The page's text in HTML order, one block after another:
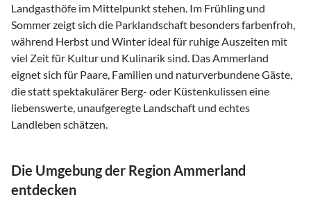
Landgasthöfe im Mittelpunkt stehen. Im Frühling und
Sommer zeigt sich die Parklandschaft besonders farbenfroh,
während Herbst und Winter ideal für ruhige Auszeiten mit
viel Zeit für Kultur und Kulinarik sind. Das Ammerland
eignet sich für Paare, Familien und naturverbundene Gäste,
die statt spektakulärer Berg- oder Küstenkulissen eine
liebenswerte, unaufgeregte Landschaft und echtes
Landleben schätzen.
Die Umgebung der Region Ammerland
entdecken